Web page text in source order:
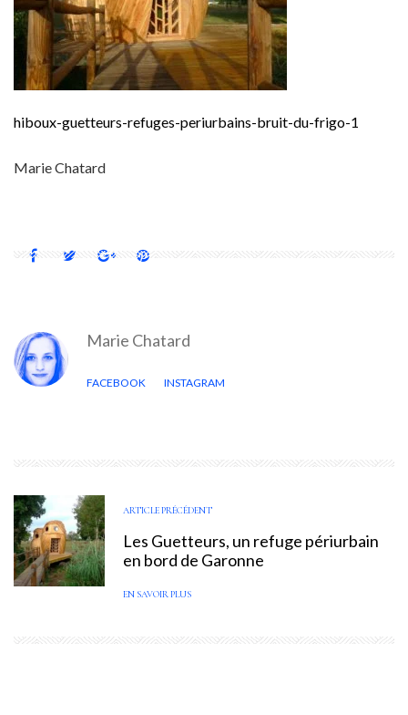
hiboux-guetteurs-refuges-periurbains-bruit-du-frigo-1
Marie Chatard
Marie Chatard
FACEBOOK INSTAGRAM
ARTICLE PRÉCÉDENT
Les Guetteurs, un refuge périurbain
en bord de Garonne
EN SAVOIR PLUS